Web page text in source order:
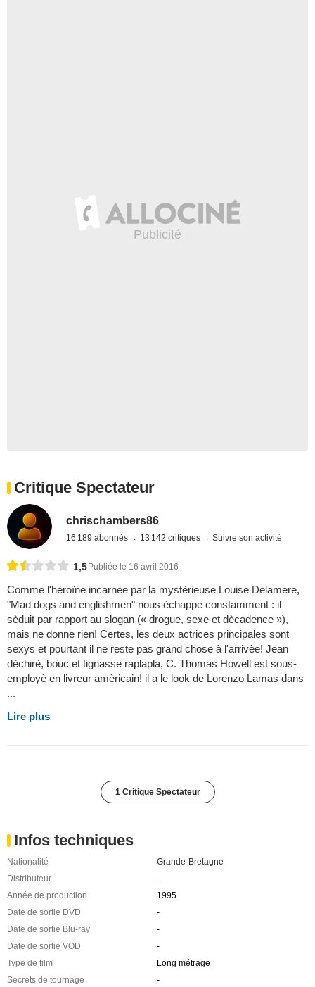
Critique Spectateur
chrischambers86
16 189 abonnés 13 142 critiques Suivre son activité
1,5 Publiée le 16 avril 2016
Comme l'hèroïne incarnèe par la mystèrieuse Louise Delamere,
"Mad dogs and englishmen" nous èchappe constamment : il
sèduit par rapport au slogan (« drogue, sexe et dècadence »),
mais ne donne rien! Certes, les deux actrices principales sont
sexys et pourtant il ne reste pas grand chose à l'arrivèe! Jean
dèchirè, bouc et tignasse raplapla, C. Thomas Howell est sous-
employè en livreur amèricain! il a le look de Lorenzo Lamas dans
...
Lire plus
1 Critique Spectateur
Infos techniques
Nationalité
Grande-Bretagne
Distributeur
-
Année de production
1995
Date de sortie DVD
-
Date de sortie Blu-ray
-
Date de sortie VOD
-
Type de film
Long métrage
Secrets de tournage
-